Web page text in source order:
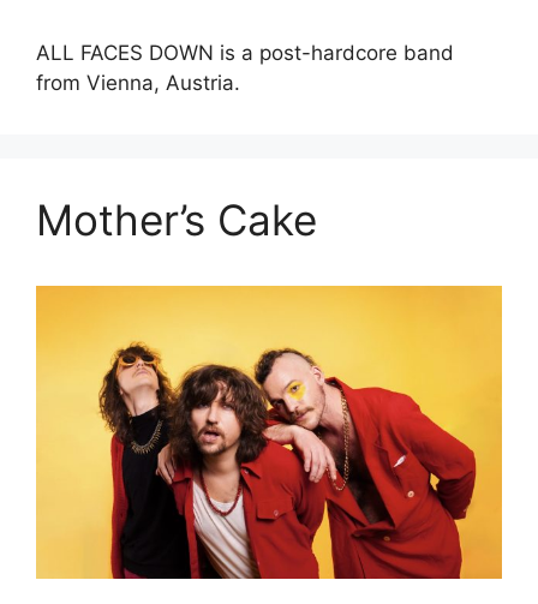
ALL FACES DOWN is a post-hardcore band
from Vienna, Austria.
Mother’s Cake